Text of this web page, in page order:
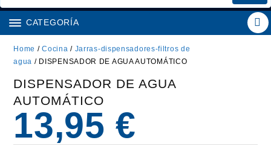
CATEGORÍA
Home /Cocina / Jarras-dispensadores-filtros de
agua / DISPENSADOR DE AGUA AUTOMÁTICO
DISPENSADOR DE AGUA
AUTOMÁTICO
13,95 €